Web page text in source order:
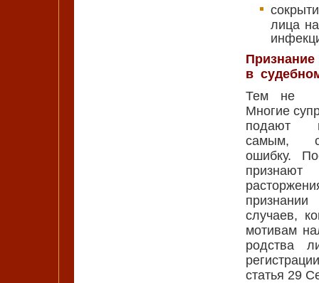
лица
в
Тем не
Многие
подают
самым,
ошибку.
признают
случаев,
мотивам
родства
статья 29